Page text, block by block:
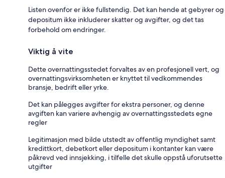
Listen ovenfor er ikke fullstendig. Det kan hende at gebyrer og
depositum ikke inkluderer skatter og avgifter, og det tas
forbehold om endringer.
Viktig å vite
Dette overnattingsstedet forvaltes av en profesjonell vert, og
overnattingsvirksomheten er knyttet til vedkommendes
bransje, bedrift eller yrke.
Det kan pålegges avgifter for ekstra personer, og denne
avgiften kan variere avhengig av overnattingsstedets egne
regler
Legitimasjon med bilde utstedt av offentlig myndighet samt
kredittkort, debetkort eller depositum i kontanter kan være
påkrevd ved innsjekking, i tilfelle det skulle oppstå uforutsette
utgifter